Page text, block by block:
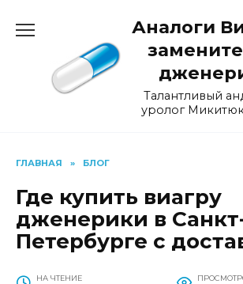
Аналоги
Талантливый
уролог
ГЛАВНАЯ » БЛОГ
Где купить виагру
дженерики в
Петербурге с
НА ЧТЕНИЕ